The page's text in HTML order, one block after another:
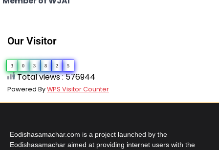
Our Visitor
3 0 3 8 2 5
Total views : 576944
Powered ByWPS Visitor Counter
Eodishasamachar.com is a project launched by the
Eodishasamachar aimed at providing internet users with the